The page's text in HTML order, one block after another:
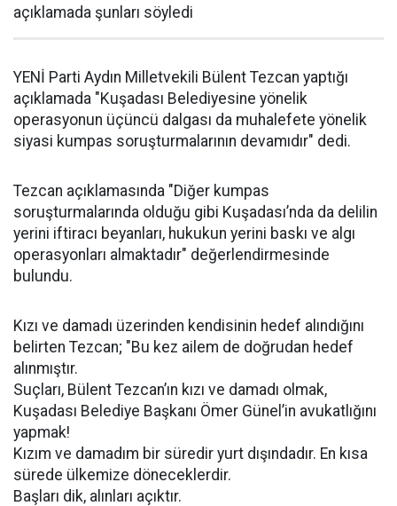
açıklamada şunları söyledi
YENİ Parti Aydın Milletvekili Bülent Tezcan yaptığı
açıklamada "Kuşadası Belediyesine yönelik
operasyonun üçüncü dalgası da muhalefete yönelik
siyasi kumpas soruşturmalarının devamıdır" dedi.
Tezcan açıklamasında "Diğer kumpas
soruşturmalarında olduğu gibi Kuşadası’nda da delilin
yerini iftiracı beyanları, hukukun yerini baskı ve algı
operasyonları almaktadır" değerlendirmesinde
bulundu.
Kızı ve damadı üzerinden kendisinin hedef alındığını
belirten Tezcan; "Bu kez ailem de doğrudan hedef
alınmıştır.
Suçları, Bülent Tezcan’ın kızı ve damadı olmak,
Kuşadası Belediye Başkanı Ömer Günel’in avukatlığını
yapmak!
Kızım ve damadım bir süredir yurt dışındadır. En kısa
sürede ülkemize döneceklerdir.
Başları dik, alınları açıktır.